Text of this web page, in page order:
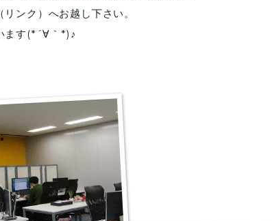
ンク）へお越し下さい。
ます(*´∀｀*)♪